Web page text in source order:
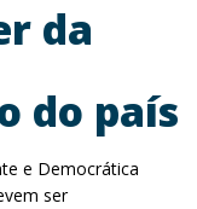
da
do país
e Democrática
ser